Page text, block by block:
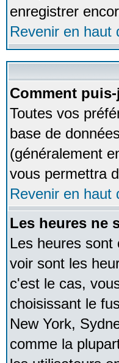
enregistrer
Revenir en haut
Comment
Toutes vos
base de
(généralement
vous permettra
Revenir en haut
Les heures ne
Les heures
voir sont les
c'est le cas,
choisissant le
New York,
comme la